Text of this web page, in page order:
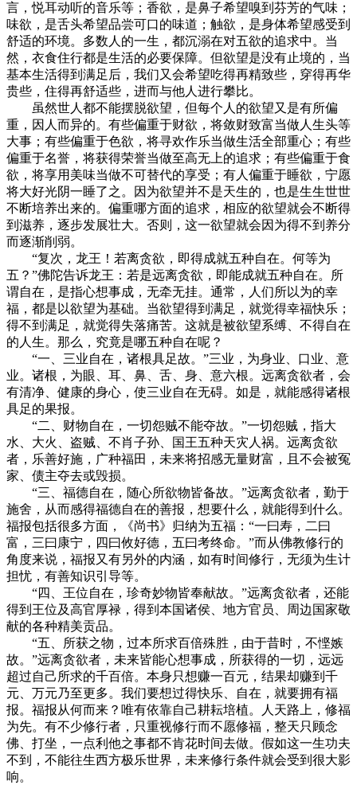
言，悦耳动听的音乐等；香欲，是鼻子希望嗅到芬芳的气味；
味欲，是舌头希望品尝可口的味道；触欲，是身体希望感受到
舒适的环境。多数人的一生，都沉溺在对五欲的追求中。当
然，衣食住行都是生活的必要保障。但欲望是没有止境的，当
基本生活得到满足后，我们又会希望吃得再精致些，穿得再华
贵些，住得再舒适些，进而与他人进行攀比。
虽然世人都不能摆脱欲望，但每个人的欲望又是有所偏
重，因人而异的。有些偏重于财欲，将敛财致富当做人生头等
大事；有些偏重于色欲，将寻欢作乐当做生活全部重心；有些
偏重于名誉，将获得荣誉当做至高无上的追求；有些偏重于食
欲，将享用美味当做不可替代的享受；有人偏重于睡欲，宁愿
将大好光阴一睡了之。因为欲望并不是天生的，也是生生世世
不断培养出来的。偏重哪方面的追求，相应的欲望就会不断得
到滋养，逐步发展壮大。否则，这一欲望就会因为得不到养分
而逐渐削弱。
“复次，龙王！若离贪欲，即得成就五种自在。何等为
五？”佛陀告诉龙王：若是远离贪欲，即能成就五种自在。所
谓自在，是指心想事成，无牵无挂。通常，人们所以为的幸
福，都是以欲望为基础。当欲望得到满足，就觉得幸福快乐；
得不到满足，就觉得失落痛苦。这就是被欲望系缚、不得自在
的人生。那么，究竟是哪五种自在呢？
“一、三业自在，诸根具足故。”三业，为身业、口业、意
业。诸根，为眼、耳、鼻、舌、身、意六根。远离贪欲者，会
有清净、健康的身心，使三业自在无碍。如是，就能感得诸根
具足的果报。
“二、财物自在，一切怨贼不能夺故。”一切怨贼，指大
水、大火、盗贼、不肖子孙、国王五种天灾人祸。远离贪欲
者，乐善好施，广种福田，未来将招感无量财富，且不会被冤
家、债主夺去或毁损。
“三、福德自在，随心所欲物皆备故。”远离贪欲者，勤于
施舍，从而感得福德自在的善报，想要什么，就能得到什么。
福报包括很多方面，《尚书》归纳为五福：“一曰寿，二曰
富，三曰康宁，四曰攸好德，五曰考终命。”而从佛教修行的
角度来说，福报又有另外的内涵，如有时间修行，无须为生计
担忧，有善知识引导等。
“四、王位自在，珍奇妙物皆奉献故。”远离贪欲者，还能
得到王位及高官厚禄，得到本国诸侯、地方官员、周边国家敬
献的各种精美贡品。
“五、所获之物，过本所求百倍殊胜，由于昔时，不悭嫉
故。”远离贪欲者，未来皆能心想事成，所获得的一切，远远
超过自己所求的千百倍。本身只想赚一百元，结果却赚到千
元、万元乃至更多。我们要想过得快乐、自在，就要拥有福
报。福报从何而来？唯有依靠自己耕耘培植。人天路上，修福
为先。有不少修行者，只重视修行而不愿修福，整天只顾念
佛、打坐，一点利他之事都不肯花时间去做。假如这一生功夫
不到，不能往生西方极乐世界，未来修行条件就会受到很大影
响。